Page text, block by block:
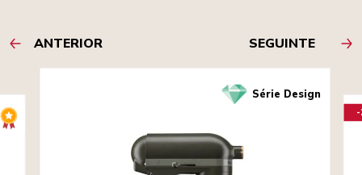
ANTERIOR SEGUINTE
Série Design
-